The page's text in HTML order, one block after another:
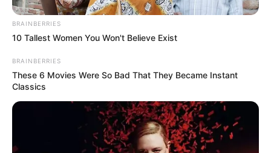
BRAINBERRIES
10 Tallest Women You Won't Believe Exist
BRAINBERRIES
These 6 Movies Were So Bad That They Became Instant
Classics